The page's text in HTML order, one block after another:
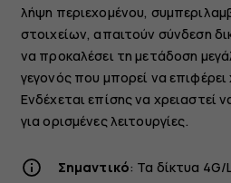
λήψη περιεχομένου,
στοιχείων, απαιτούν σύνδεση
να προκαλέσει τη μετάδοση
γεγονός που μπορεί να
Ενδέχεται επίσης να χρειαστεί
για ορισμένες λειτουργίες.
Σημαντικό: Τα δίκτυα 4G/